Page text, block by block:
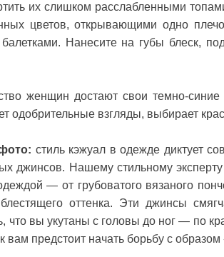
их слишком расслабленными
цветов, открывающими одно
Нанесите на губы блеск,
женщин достают свои темно-
одобрительные взгляды, выбирает
стиль кэжуал в одежде диктует
джинсов. Нашему стильному
— от грубоватого вязаного
блестящего оттенка. Эти джинсы
что вы укутаны с головы до ног — по
вам предстоит начать борьбу с